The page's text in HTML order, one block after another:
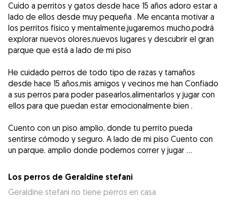
Cuido a perritos y gatos desde hace 15 años adoro estar a
lado de ellos desde muy pequeña . Me encanta motivar a
los perritos físico y mentalmente,jugaremos mucho,podrá
explorar nuevos olores,nuevos lugares y descubrir el gran
parque que está a lado de mi piso
He cuidado perros de todo tipo de razas y tamaños
desde hace 15 años,mis amigos y vecinos me han Confiado
a sus perros para poder pasearlos,alimentarlos y jugar con
ellos para que puedan estar emocionalmente bien .
Cuento con un piso amplio, donde tu perrito pueda
sentirse cómodo y seguro. A lado de mi piso Cuento con
un parque. amplio donde podemos correr y jugar ...
Los perros de Geraldine stefani
Geraldine stefani no tiene perros en casa